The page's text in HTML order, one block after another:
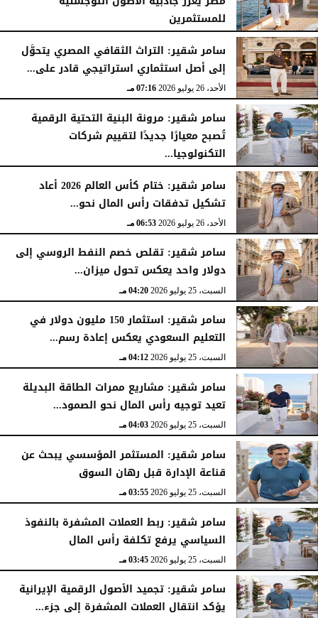
للمستثمرين
الأحد، 26 يوليو 2026 07:27 مـ
سامر شقير: التراث الثقافي المصري يتحوَّل
إلى أصل استثماري استراتيجي قادر على...
الأحد، 26 يوليو 2026 07:16 مـ
سامر شقير: مرونة البنية التحتية الرقمية
تُصبح معيارًا جديدًا لتقييم شركات
التكنولوجيا...
الأحد، 26 يوليو 2026 07:03 مـ
سامر شقير: ختام كأس العالم 2026 أعاد
تشكيل تدفقات رأس المال نحو...
الأحد، 26 يوليو 2026 06:53 مـ
سامر شقير: تقلص خصم النفط الروسي إلى
دولار واحد يعكس تحول ميزان...
السبت، 25 يوليو 2026 04:20 مـ
سامر شقير: استثمار 150 مليون دولار في
التعليم السعودي يعكس إعادة رسم...
السبت، 25 يوليو 2026 04:12 مـ
سامر شقير: مشاريع ممرات الطاقة البديلة
تعيد توجيه رأس المال نحو الصمود...
السبت، 25 يوليو 2026 04:03 مـ
سامر شقير: المستثمر المؤسسي يبحث عن
قناعة الإدارة قبل رهان السوق
السبت، 25 يوليو 2026 03:55 مـ
سامر شقير: ربط العملات المشفرة بالنفوذ
السياسي يرفع تكلفة رأس المال
السبت، 25 يوليو 2026 03:45 مـ
سامر شقير: تجميد الأصول الرقمية الإيرانية
يؤكد انتقال العملات المشفرة إلى جزء...